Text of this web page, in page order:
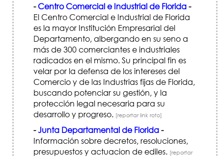
-Centro Comercial e Industrial de Florida-
El Centro Comercial e Industrial de Florida
es la mayor Institución Empresarial del
Departamento, albergando en su seno a
más de 300 comerciantes e industriales
radicados en el mismo. Su principal fin es
velar por la defensa de los intereses del
Comercio y de las Industrias fijas de Florida,
buscando potenciar su gestión, y la
protección legal necesaria para su
desarrollo y progreso. [reportar link roto]
-Junta Departamental de Florida-
Información sobre decretos, resoluciones,
presupuestos y actuacion de ediles. [reportar